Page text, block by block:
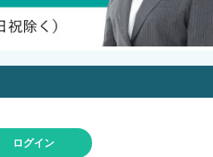
ログイン